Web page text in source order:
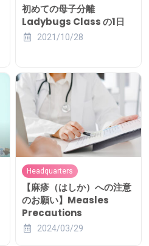
初めての母子分離
Ladybugs Class の1日
2021/10/28
Headquarters
【麻疹（はしか）への注意
のお願い】Measles
Precautions
2024/03/29